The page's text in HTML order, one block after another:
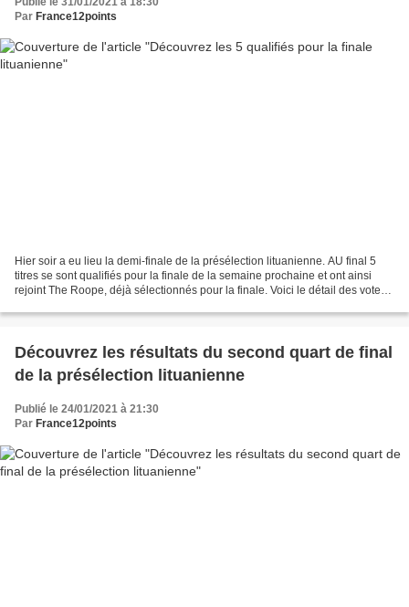
Par France12points
Hier soir a eu lieu la demi-finale de la présélection lituanienne. AU final 5
titres se sont qualifiés pour la finale de la semaine prochaine et ont ainsi
rejoint The Roope, déjà sélectionnés pour la finale. Voici le détail des votes :
Découvrez les résultats du second quart de final
de la présélection lituanienne
Publié le 24/01/2021 à 21:30
Par France12points